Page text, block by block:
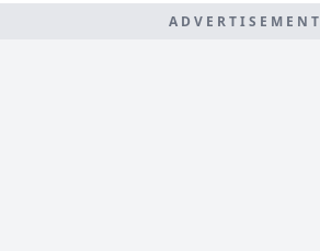
ADVERTISEMENT